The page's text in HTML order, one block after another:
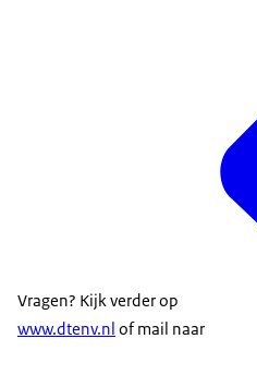
Vragen? Kijk verder op
www.dtenv.nl of mail naar